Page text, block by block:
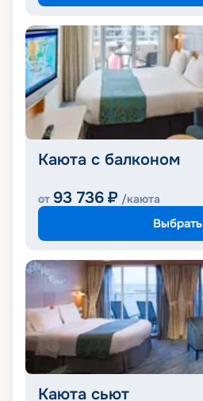
Каюта с балконом
от 93 736 ₽ /каюта
Выбрать
Каюта сьют